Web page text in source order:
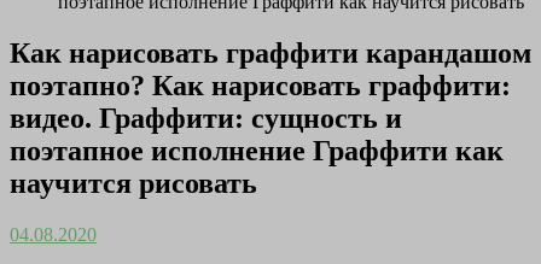
Как нарисовать граффити карандашом
поэтапно? Как нарисовать граффити:
видео. Граффити: сущность и
поэтапное исполнение Граффити как
научится рисовать
04.08.2020